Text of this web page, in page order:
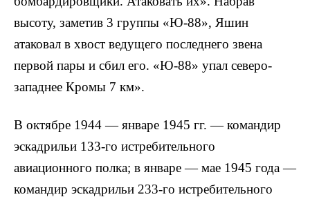
высоту, заметив 3 группы «Ю-88», Яшин
атаковал в хвост ведущего последнего звена
первой пары и сбил его. «Ю-88» упал северо-
западнее Кромы 7 км».
В октябре 1944 — январе 1945 гг. — командир
эскадрильи 133-го истребительного
авиационного полка; в январе — мае 1945 года —
командир эскадрильи 233-го истребительного